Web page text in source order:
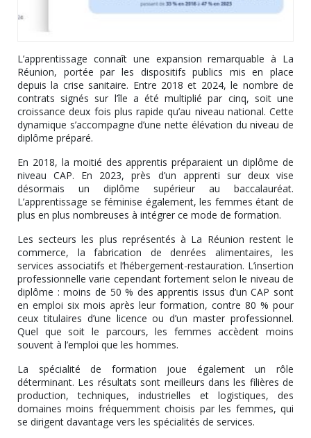
L’apprentissage connaît une expansion remarquable à La
Réunion, portée par les dispositifs publics mis en place
depuis la crise sanitaire. Entre 2018 et 2024, le nombre de
contrats signés sur l’île a été multiplié par cinq, soit une
croissance deux fois plus rapide qu’au niveau national. Cette
dynamique s’accompagne d’une nette élévation du niveau de
diplôme préparé.
En 2018, la moitié des apprentis préparaient un diplôme de
niveau CAP. En 2023, près d’un apprenti sur deux vise
désormais un diplôme supérieur au baccalauréat.
L’apprentissage se féminise également, les femmes étant de
plus en plus nombreuses à intégrer ce mode de formation.
Les secteurs les plus représentés à La Réunion restent le
commerce, la fabrication de denrées alimentaires, les
services associatifs et l’hébergement-restauration. L’insertion
professionnelle varie cependant fortement selon le niveau de
diplôme : moins de 50 % des apprentis issus d’un CAP sont
en emploi six mois après leur formation, contre 80 % pour
ceux titulaires d’une licence ou d’un master professionnel.
Quel que soit le parcours, les femmes accèdent moins
souvent à l’emploi que les hommes.
La spécialité de formation joue également un rôle
déterminant. Les résultats sont meilleurs dans les filières de
production, techniques, industrielles et logistiques, des
domaines moins fréquemment choisis par les femmes, qui
se dirigent davantage vers les spécialités de services.